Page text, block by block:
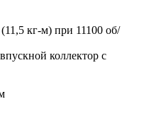
кг-м) при 11100 об/
коллектор с